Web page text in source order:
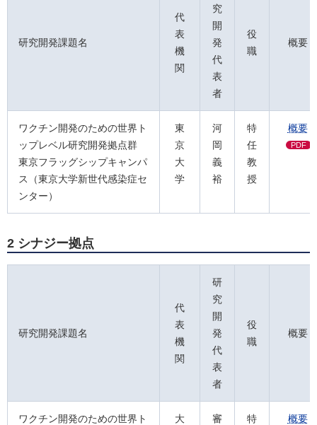
研究開発課題名
代
表
機
関
究
開
発
代
表
者
役
職
概要
ワクチン開発のための世界ト
ップレベル研究開発拠点群
東京フラッグシップキャンパ
ス（東京⼤学新世代感染症セ
ンター）
東
京
大
学
河
岡
義
裕
特
任
教
授
概要
PDF
2 シナジー拠点
研究開発課題名
代
表
機
関
研
究
開
発
代
表
者
役
職
概要
ワクチン開発のための世界ト
大
審
特
概要